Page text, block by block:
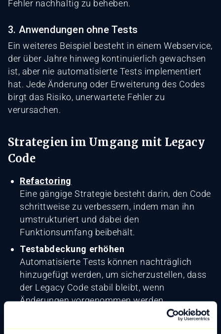
Fehler nachhaltig zu beheben.
3. Anwendungen ohne Tests
Ein weiteres Beispiel besteht in einem Webservice,
der über Jahre hinweg kontinuierlich gewachsen
ist, aber nie automatisierte Tests implementiert
hat. Jede Änderung oder Erweiterung des Codes
birgt das Risiko, unerwartete Fehler zu
verursachen.
Strategien im Umgang mit Legacy
Code
Refactoring
Eine gängige Strategie besteht darin, den Code
schrittweise zu verbessern, indem man ihn
umstrukturiert und dabei den
Funktionsumfang beibehält.
Testabdeckung erhöhen
Automatisierte Tests können nachträglich
hinzugefügt werden, um sicherzustellen, dass
der Legacy Code stabil bleibt, wenn
Änderungen vorgenommen werden.
Der Code kann in kleinere, besser verständliche